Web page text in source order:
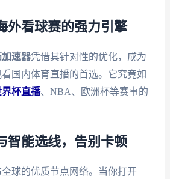
外看球赛的强力引擎
速器凭借其针对性的优化，成为
国内体育直播的首选。它究竟如
杯直播、NBA、欧洲杯等赛事的
智能选线，告别卡顿
球的优质节点网络。当你打开